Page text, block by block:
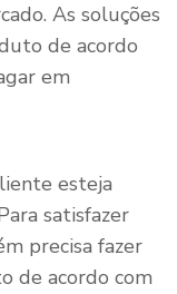
As soluções
de acordo
em
esteja
satisfazer
precisa fazer
de acordo com